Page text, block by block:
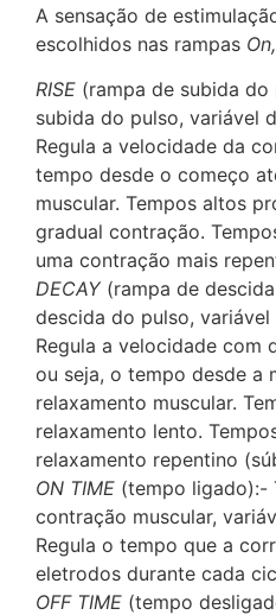
A sensação de
escolhidos nas rampas
RISE (rampa de subida
subida do pulso, variável
Regula a velocidade da
tempo desde o começo
muscular. Tempos altos
gradual contração.
uma contração mais
DECAY (rampa de
descida do pulso, variável
Regula a velocidade com
ou seja, o tempo desde a
relaxamento muscular.
relaxamento lento.
relaxamento repentino
ON TIME (tempo ligado):-
contração muscular,
Regula o tempo que a
eletrodos durante cada
OFF TIME (tempo